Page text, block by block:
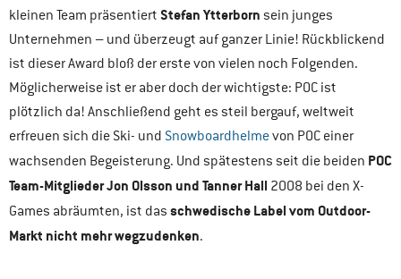
kleinen Team präsentiert Stefan Ytterborn sein junges
Unternehmen – und überzeugt auf ganzer Linie! Rückblickend
ist dieser Award bloß der erste von vielen noch Folgenden.
Möglicherweise ist er aber doch der wichtigste: POC ist
plötzlich da! Anschließend geht es steil bergauf, weltweit
erfreuen sich die Ski- und Snowboardhelmevon POC einer
wachsenden Begeisterung. Und spätestens seit die beiden POC
Team-Mitglieder Jon Olsson und Tanner Hall 2008 bei den X-
Games abräumten, ist das schwedische Label vom Outdoor-
Markt nicht mehr wegzudenken.